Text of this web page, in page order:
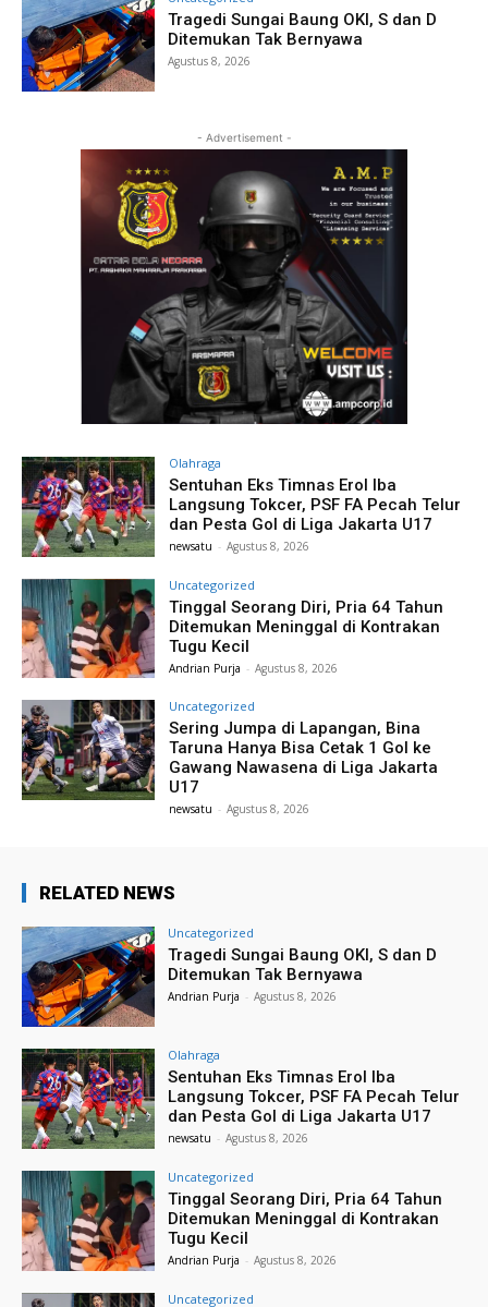
Tragedi Sungai Baung OKI, S dan D
Ditemukan Tak Bernyawa
Agustus 8, 2026
- Advertisement -
Olahraga
Sentuhan Eks Timnas Erol Iba
Langsung Tokcer, PSF FA Pecah Telur
dan Pesta Gol di Liga Jakarta U17
newsatu - Agustus 8, 2026
Uncategorized
Tinggal Seorang Diri, Pria 64 Tahun
Ditemukan Meninggal di Kontrakan
Tugu Kecil
Andrian Purja - Agustus 8, 2026
Uncategorized
Sering Jumpa di Lapangan, Bina
Taruna Hanya Bisa Cetak 1 Gol ke
Gawang Nawasena di Liga Jakarta
U17
newsatu - Agustus 8, 2026
RELATED NEWS
Uncategorized
Tragedi Sungai Baung OKI, S dan D
Ditemukan Tak Bernyawa
Andrian Purja - Agustus 8, 2026
Olahraga
Sentuhan Eks Timnas Erol Iba
Langsung Tokcer, PSF FA Pecah Telur
dan Pesta Gol di Liga Jakarta U17
newsatu - Agustus 8, 2026
Uncategorized
Tinggal Seorang Diri, Pria 64 Tahun
Ditemukan Meninggal di Kontrakan
Tugu Kecil
Andrian Purja - Agustus 8, 2026
Uncategorized